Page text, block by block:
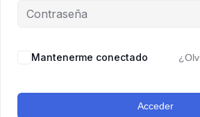
Mantenerme conectado
Acceder